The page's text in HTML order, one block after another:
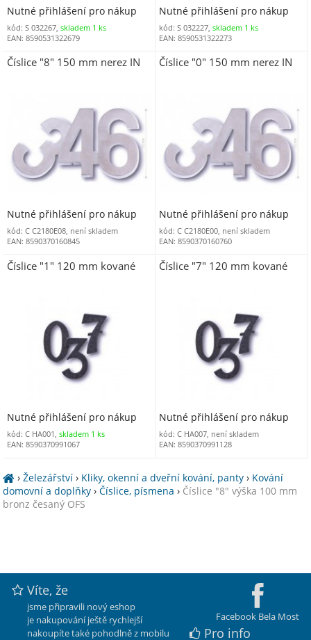
Nutné přihlášení pro nákup
kód: S 032267, skladem 1 ks
EAN: 8590531322679
Nutné přihlášení pro nákup
kód: S 032227,skladem 1 ks
EAN: 8590531322273
Číslice "8" 150 mm nerez IN
Nutné přihlášení pro nákup
kód: C C2180E08, není skladem
EAN: 8590370160845
Číslice "0" 150 mm nerez IN
Nutné přihlášení pro nákup
kód: C C2180E00, není skladem
EAN: 8590370160760
Číslice "1" 120 mm kované
Nutné přihlášení pro nákup
kód: C HA001, skladem 1 ks
EAN: 8590370991067
Číslice "7" 120 mm kované
Nutné přihlášení pro nákup
kód: C HA007, není skladem
EAN: 8590370991128
›Železářství › Kliky, okenní a dveřní kování, panty › Kování
domovní a doplňky ›Číslice, písmena › Číslice "8" výška 100 mm
bronz česaný OFS
Facebook Bela Most
Víte, že
jsme připravili nový eshop
je nakupování ještě rychlejší
nakoupíte také pohodlně z mobilu
Pro info